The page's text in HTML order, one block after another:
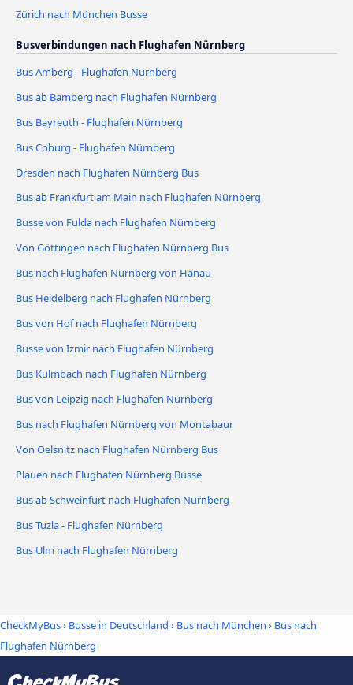
Zürich nach München Busse
Busverbindungen nach Flughafen Nürnberg
Bus Amberg - Flughafen Nürnberg
Bus ab Bamberg nach Flughafen Nürnberg
Bus Bayreuth - Flughafen Nürnberg
Bus Coburg - Flughafen Nürnberg
Dresden nach Flughafen Nürnberg Bus
Bus ab Frankfurt am Main nach Flughafen Nürnberg
Busse von Fulda nach Flughafen Nürnberg
Von Göttingen nach Flughafen Nürnberg Bus
Bus nach Flughafen Nürnberg von Hanau
Bus Heidelberg nach Flughafen Nürnberg
Bus von Hof nach Flughafen Nürnberg
Busse von Izmir nach Flughafen Nürnberg
Bus Kulmbach nach Flughafen Nürnberg
Bus von Leipzig nach Flughafen Nürnberg
Bus nach Flughafen Nürnberg von Montabaur
Von Oelsnitz nach Flughafen Nürnberg Bus
Plauen nach Flughafen Nürnberg Busse
Bus ab Schweinfurt nach Flughafen Nürnberg
Bus Tuzla - Flughafen Nürnberg
Bus Ulm nach Flughafen Nürnberg
CheckMyBus› Busse in Deutschland › Bus nach München › Bus nach
Flughafen Nürnberg